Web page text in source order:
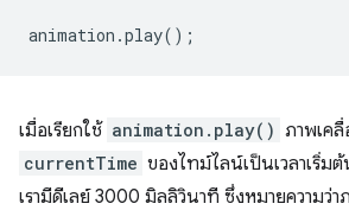
animation .play();
เมื่อเรียกใช้ animation.play() ภาพเค
currentTime ของไทม์ไลน์เป็นเวลาเริ่ม
เรามีดีเลย์ 3000 มิลลิวินาที ซึ่งหมายความว่า